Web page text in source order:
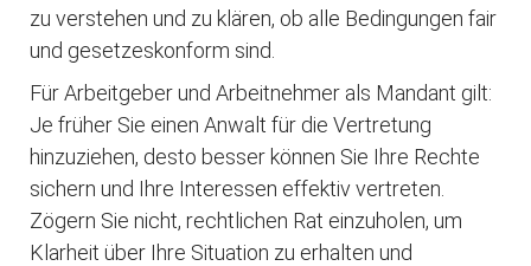
zu verstehen und zu klären, ob alle Bedingungen fair
und gesetzeskonform sind.
Für Arbeitgeber und Arbeitnehmer als Mandant gilt:
Je früher Sie einen Anwalt für die Vertretung
hinzuziehen, desto besser können Sie Ihre Rechte
sichern und Ihre Interessen effektiv vertreten.
Zögern Sie nicht, rechtlichen Rat einzuholen, um
Klarheit über Ihre Situation zu erhalten und